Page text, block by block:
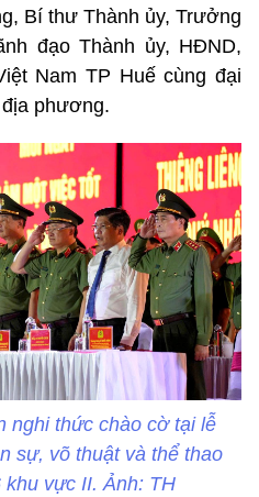
Bí thư Thành ủy, Trưởng
đạo Thành ủy, HĐND,
Nam TP Huế cùng đại
phương.
nghi thức chào cờ tại lễ
sự, võ thuật và thể thao
khu vực II. Ảnh: TH